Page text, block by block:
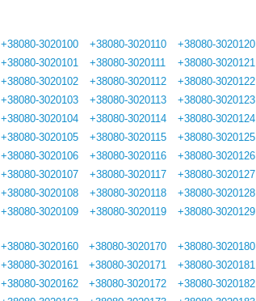
+38080-3020100
+38080-3020101
+38080-3020102
+38080-3020103
+38080-3020104
+38080-3020105
+38080-3020106
+38080-3020107
+38080-3020108
+38080-3020109
+38080-3020110
+38080-3020111
+38080-3020112
+38080-3020113
+38080-3020114
+38080-3020115
+38080-3020116
+38080-3020117
+38080-3020118
+38080-3020119
+38080-3020120
+38080-3020121
+38080-3020122
+38080-3020123
+38080-3020124
+38080-3020125
+38080-3020126
+38080-3020127
+38080-3020128
+38080-3020129
+38080-3020160
+38080-3020161
+38080-3020162
+38080-3020170
+38080-3020171
+38080-3020172
+38080-3020180
+38080-3020181
+38080-3020182